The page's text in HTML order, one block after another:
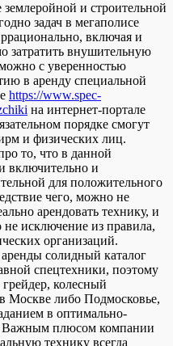
и строительной
задач в мегаполисе
включая и
затратить внушительную
с уверенностью
в аренду специальной
https://www.spec-
на интернет-портале
порядке смогут
и физических лиц.
то, что в данной
включительно и
для положительного
чего, можно не
арендовать технику, и
исключение из правила,
организаций.
солидный каталог
спецтехники, поэтому
колесный
Москве либо Подмосковье,
в оптимально-
Важным плюсом компании
технику всегда